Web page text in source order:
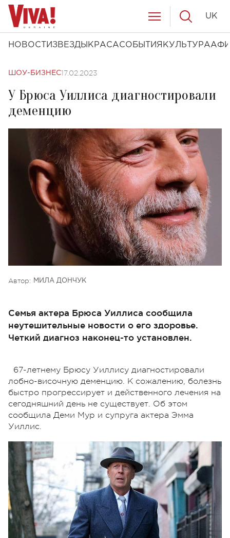
НОВОСТИ ЗВЕЗДЫ КРАСАСОБЫТИЯ КУЛЬТУРА
UK
ШОУ-БИЗНЕС17.02.2023
У Брюса Уиллиса диагностировали
деменцию
Автор: МИЛА ДОНЧУК
Семья актера Брюса Уиллиса сообщила
неутешительные новости о его здоровье.
Четкий диагноз наконец-то установлен.
67-летнему Брюсу Уиллису диагностировали
лобно-височную деменцию. К сожалению, болезнь
быстро прогрессирует и действенного лечения на
сегодняшний день не существует. Об этом
сообщила Деми Мур и супруга актера Эмма
Уиллис.